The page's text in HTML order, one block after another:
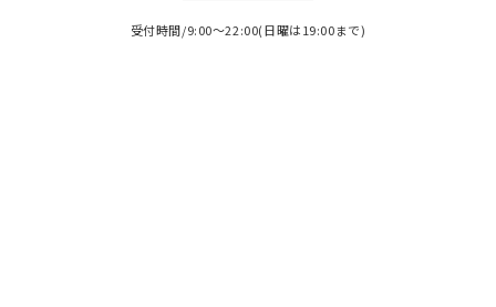
受付時間/9:00～22:00(日曜は19:00まで)